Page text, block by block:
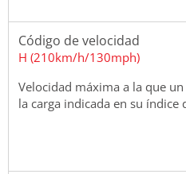
Código de velocidad
H (210km/h/130mph)
Velocidad máxima a la que
la carga indicada en su índice